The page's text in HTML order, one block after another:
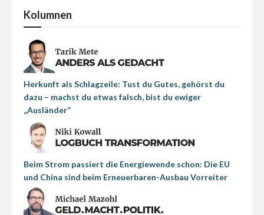
Kolumnen
Herkunft als Schlagzeile: Tust du Gutes, gehörst du
dazu – machst du etwas falsch, bist du ewiger
„Ausländer“
Beim Strom passiert die Energiewende schon: Die EU
und China sind beim Erneuerbaren-Ausbau Vorreiter